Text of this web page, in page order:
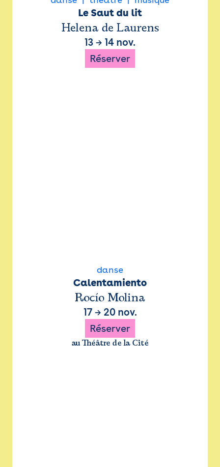
Le Saut du lit
Helena de Laurens
13 → 14 nov.
Réserver
danse
Calentamiento
Rocío Molina
17→ 20 nov.
Réserver
au Théâtre de la Cité